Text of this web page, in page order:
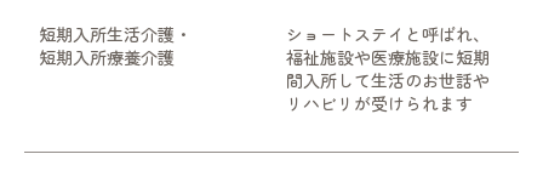
短期入所生活介護・
短期入所療養介護
ショートステイと呼ばれ、
福祉施設や医療施設に短期
間入所して生活のお世話や
リハビリが受けられます